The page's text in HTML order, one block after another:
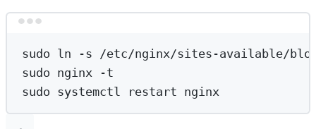
sudo ln -s
/etc/nginx/sites-available/
sudo nginx
-t
sudo systemctl restart nginx